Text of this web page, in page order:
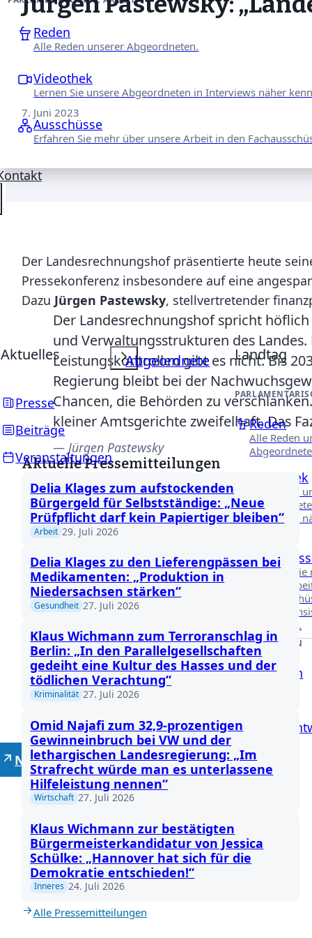
Reden
Alle Reden unserer Abgeordneten.
Videothek
Lernen Sie unsere Abgeordneten in Interviews näher
Ausschüsse
Erfahren Sie mehr über unsere Arbeit in den
Aktuelles
Presse
Beiträge
Veranstaltungen
Abgeordnete Landtag
Reden
Alle Reden
Videothek
Lernen Sie
Interviews
Erfahren Sie
unsere
Landtages.
DRUCKSACHEN
Anfragen
Neutrale Lehrer
7. Juni 2023
Der Landesrechnungshof präsentierte heute
Pressekonferenz insbesondere auf eine
Dazu Jürgen Pastewsky, stellvertretender
Der Landesrechnungshof spricht
und Verwaltungsstrukturen des
Leistungskontrollen gibt es nicht. Bis
Regierung bleibt bei der
Chancen, die Behörden zu
kleiner Amtsgerichte zweifelhaft. Das
Jürgen Pastewsky
Aktuelle Pressemitteilungen
Delia Klages zum aufstockenden
Bürgergeld für Selbstständige: „Neue
Prüfpflicht darf kein Papiertiger bleiben“
Arbeit 29. Juli 2026
Delia Klages zu den Lieferengpässen bei
Medikamenten: „Produktion in
Niedersachsen stärken“
Gesundheit 27. Juli 2026
Klaus Wichmann zum Terroranschlag in
Berlin: „In den Parallelgesellschaften
gedeiht eine Kultur des Hasses und der
tödlichen Verachtung“
Kriminalität 27. Juli 2026
Omid Najafi zum 32,9-prozentigen
Gewinneinbruch bei VW und der
lethargischen Landesregierung: „Im
Strafrecht würde man es unterlassene
Hilfeleistung nennen“
Wirtschaft 27. Juli 2026
Klaus Wichmann zur bestätigten
Bürgermeisterkandidatur von Jessica
Schülke: „Hannover hat sich für die
Demokratie entschieden!“
Inneres 24. Juli 2026
Alle Pressemitteilungen